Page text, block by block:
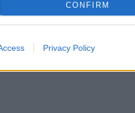
CONFIRM
Privacy Policy